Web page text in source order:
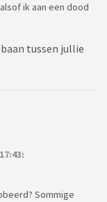
ik aan een dood
tussen jullie
Sommige